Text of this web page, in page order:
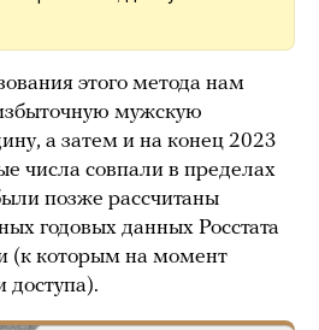
этого метода нам
мужскую
а затем и на конец 2023
числа совпали в пределах
позже рассчитаны
годовых данных Росстата
(к которым на момент
доступа).